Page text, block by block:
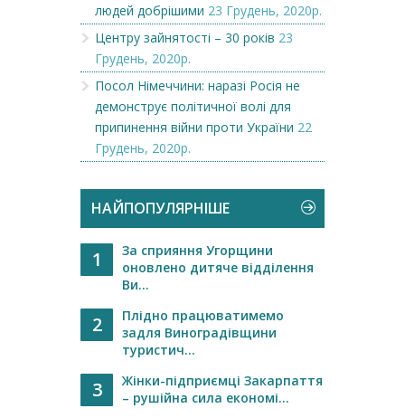
людей добрішими 23 Грудень, 2020р.
Центру зайнятості – 30 років 23
Грудень, 2020р.
Посол Німеччини: наразі Росія не
демонструє політичної волі для
припинення війни проти України 22
Грудень, 2020р.
НАЙПОПУЛЯРНІШЕ
1
За сприяння Угорщини
оновлено дитяче відділення
Ви...
2
Плідно працюватимемо
задля Виноградівщини
туристич...
3
Жінки-підприємці Закарпаття
– рушійна сила економі...